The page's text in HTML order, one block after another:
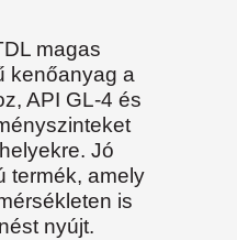
magas
kenőanyag a
API GL-4 és
Jó
termék, amely
is
nyújt.